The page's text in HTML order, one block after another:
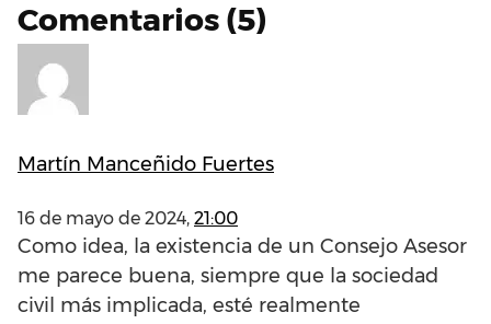
Comentarios (5)
Martín Manceñido Fuertes
16 de mayo de 2024, 21:00
Como idea, la existencia de un Consejo Asesor
me parece buena, siempre que la sociedad
civil más implicada, esté realmente